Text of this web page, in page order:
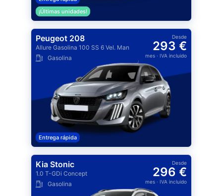
¡Últimas unidades!
Peugeot 208
Allure Gasolina 100 SS 6 Vel. Man
Gasolina
Desde
293 €
mes· IVA incluido
Entrega rápida
Kia Stonic
1.0 T-GDi Concept
Gasolina
Desde
296 €
mes· IVA incluido